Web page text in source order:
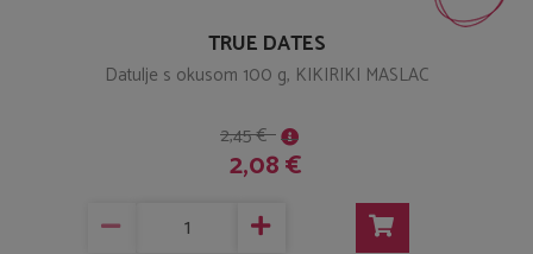
TRUE DATES
Datulje s okusom 100 g, KIKIRIKI MASLAC
2,45 €
2,08 €